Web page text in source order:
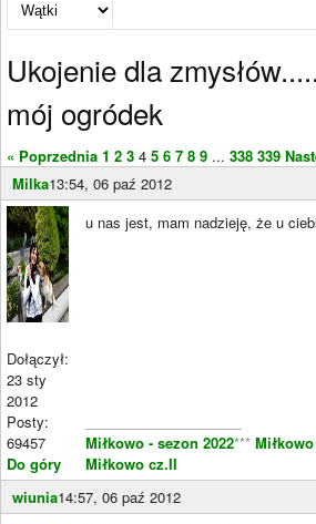
Ukojenie dla
mój ogródek
« Poprzednia 1 2 3 4 5 6 7 8 9 ... 338 339
Milka13:54, 06 paź 2012
Dołączył:
23 sty
2012
Posty:
69457
Do góry
u nas jest, mam nadzieję, że u
Miłkowo - sezon 2022***
Miłkowo cz.II
wiunia14:57, 06 paź 2012